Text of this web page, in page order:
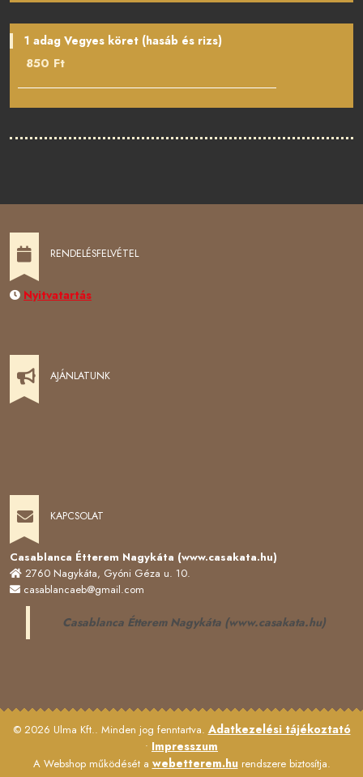
1 adag Vegyes köret (hasáb és rizs)
850 Ft
RENDELÉSFELVÉTEL
Nyitvatartás
AJÁNLATUNK
KAPCSOLAT
Casablanca Étterem Nagykáta (www.casakata.hu)
2760 Nagykáta, Gyóni Géza u. 10.
casablancaeb@gmail.com
Casablanca Étterem Nagykáta (www.casakata.hu)
© 2026 Ulma Kft.. Minden jog fenntartva. Adatkezelési tájékoztató
• Impresszum
A Webshop működését a webetterem.hurendszere biztosítja.